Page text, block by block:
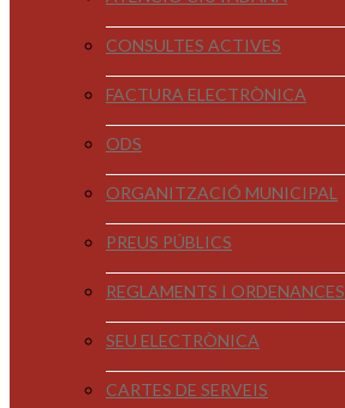
CONSULTES ACTIVES
FACTURA ELECTRÒNICA
ODS
ORGANITZACIÓ MUNICIPAL
PREUS PÚBLICS
REGLAMENTS I ORDENANCES
SEU ELECTRÒNICA
CARTES DE SERVEIS